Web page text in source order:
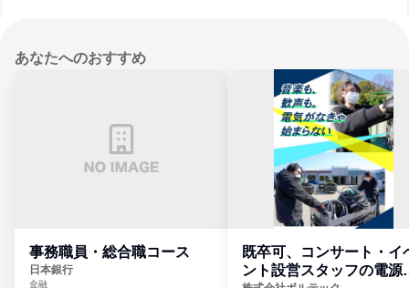
あなたへのおすすめ
事務職員・総合職コース
日本銀行
金融
既卒可、コンサート・イ
ント設営スタッフの電源